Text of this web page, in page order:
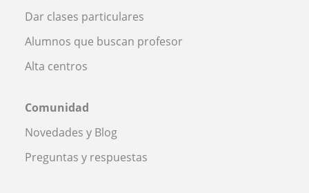
Dar clases particulares
Alumnos que buscan profesor
Alta centros
Comunidad
Novedades y Blog
Preguntas y respuestas